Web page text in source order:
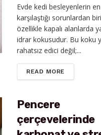
Evde kedi besleyenlerin en
karşılaştığı sorunlardan
özellikle kapalı alanlarda
idrar kokusudur. Bu koku
rahatsız edici değil;...
READ MORE
Pencere
çerçevelerinde